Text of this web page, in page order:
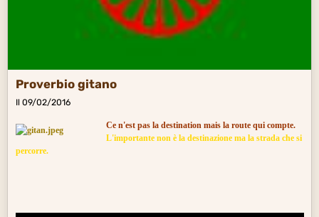
Proverbio gitano
Il 09/02/2016
Ce n'est pas la destination mais la route qui compte.
L'importante non è la destinazione ma la stradache si
percorre.